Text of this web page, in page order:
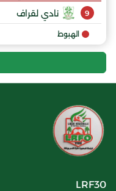
9 نادي لقراف
الهبوط
LRF30